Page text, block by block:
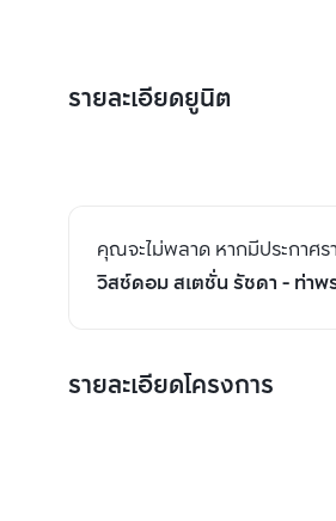
รายละเอียดยูนิต
คุณจะไม่พลาด หากมีประกาศร
วิสซ์ดอม สเตชั่น รัชดา - ท่าพ
รายละเอียดโครงการ